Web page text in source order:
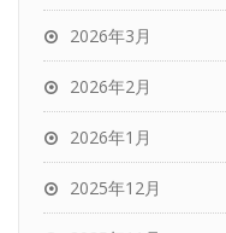
2026年3月
2026年2月
2026年1月
2025年12月